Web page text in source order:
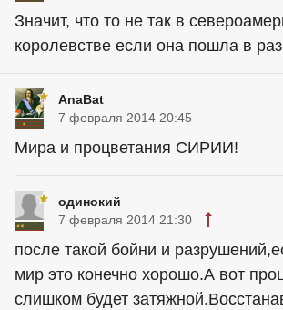
Значит, что то не так в
королевстве если она пошла в
AnaBat
7 февраля 2014 20:45
Мира и процветания СИРИИ!
одинокий
7 февраля 2014 21:30
после такой бойни и
мир это конечно хорошо.А вот
слишком будет